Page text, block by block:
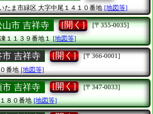
たま市緑区大字中尾１４１０番地 [地図等]
市 吉祥寺 [開く]
[〒355-0035]
１１３９番地１ [地図等]
市 吉祥寺 [開く]
[〒366-0001]
番地 [地図等]
市 吉祥寺 [開く]
[〒347-0033]
８０番地 [地図等]